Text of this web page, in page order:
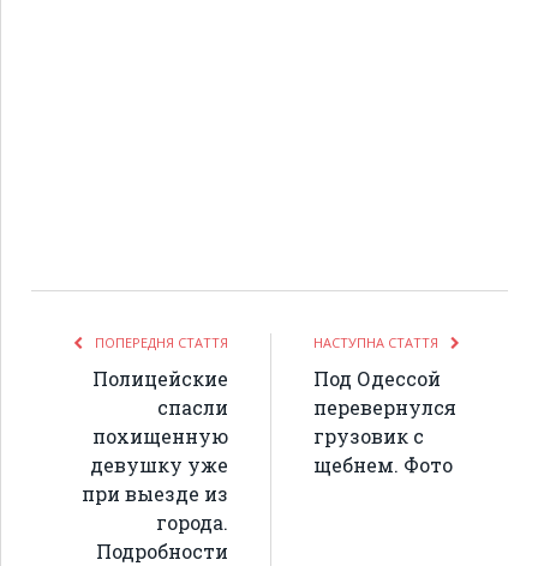
ПОПЕРЕДНЯ СТАТТЯ
Полицейские
спасли
похищенную
девушку уже
при выезде из
города.
Подробности
НАСТУПНА СТАТТЯ
Под Одессой
перевернулся
грузовик с
щебнем. Фото